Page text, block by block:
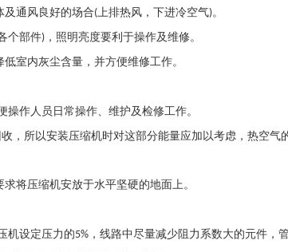
及通风良好的场合(上排热风，下进冷空气)。
个部件) ，照明亮度要利于操作及维修。
室内灰尘含量，并方便维修工作。
操作人员日常操作、维护及检修工作。
，所以安装压缩机时对这部分能量应加以考虑，热空气
将压缩机安放于水平坚硬的地面上。
机设定压力的5% ，线路中尽量减少阻力系数大的元件，